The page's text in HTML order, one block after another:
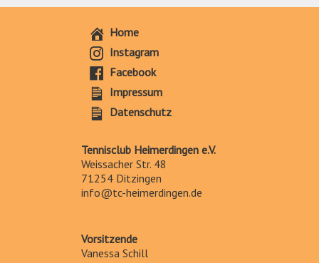
Home
Instagram
Facebook
Impressum
Datenschutz
Tennisclub Heimerdingen e.V.
Weissacher Str. 48
71254 Ditzingen
info@tc-heimerdingen.de
Vorsitzende
Vanessa Schill